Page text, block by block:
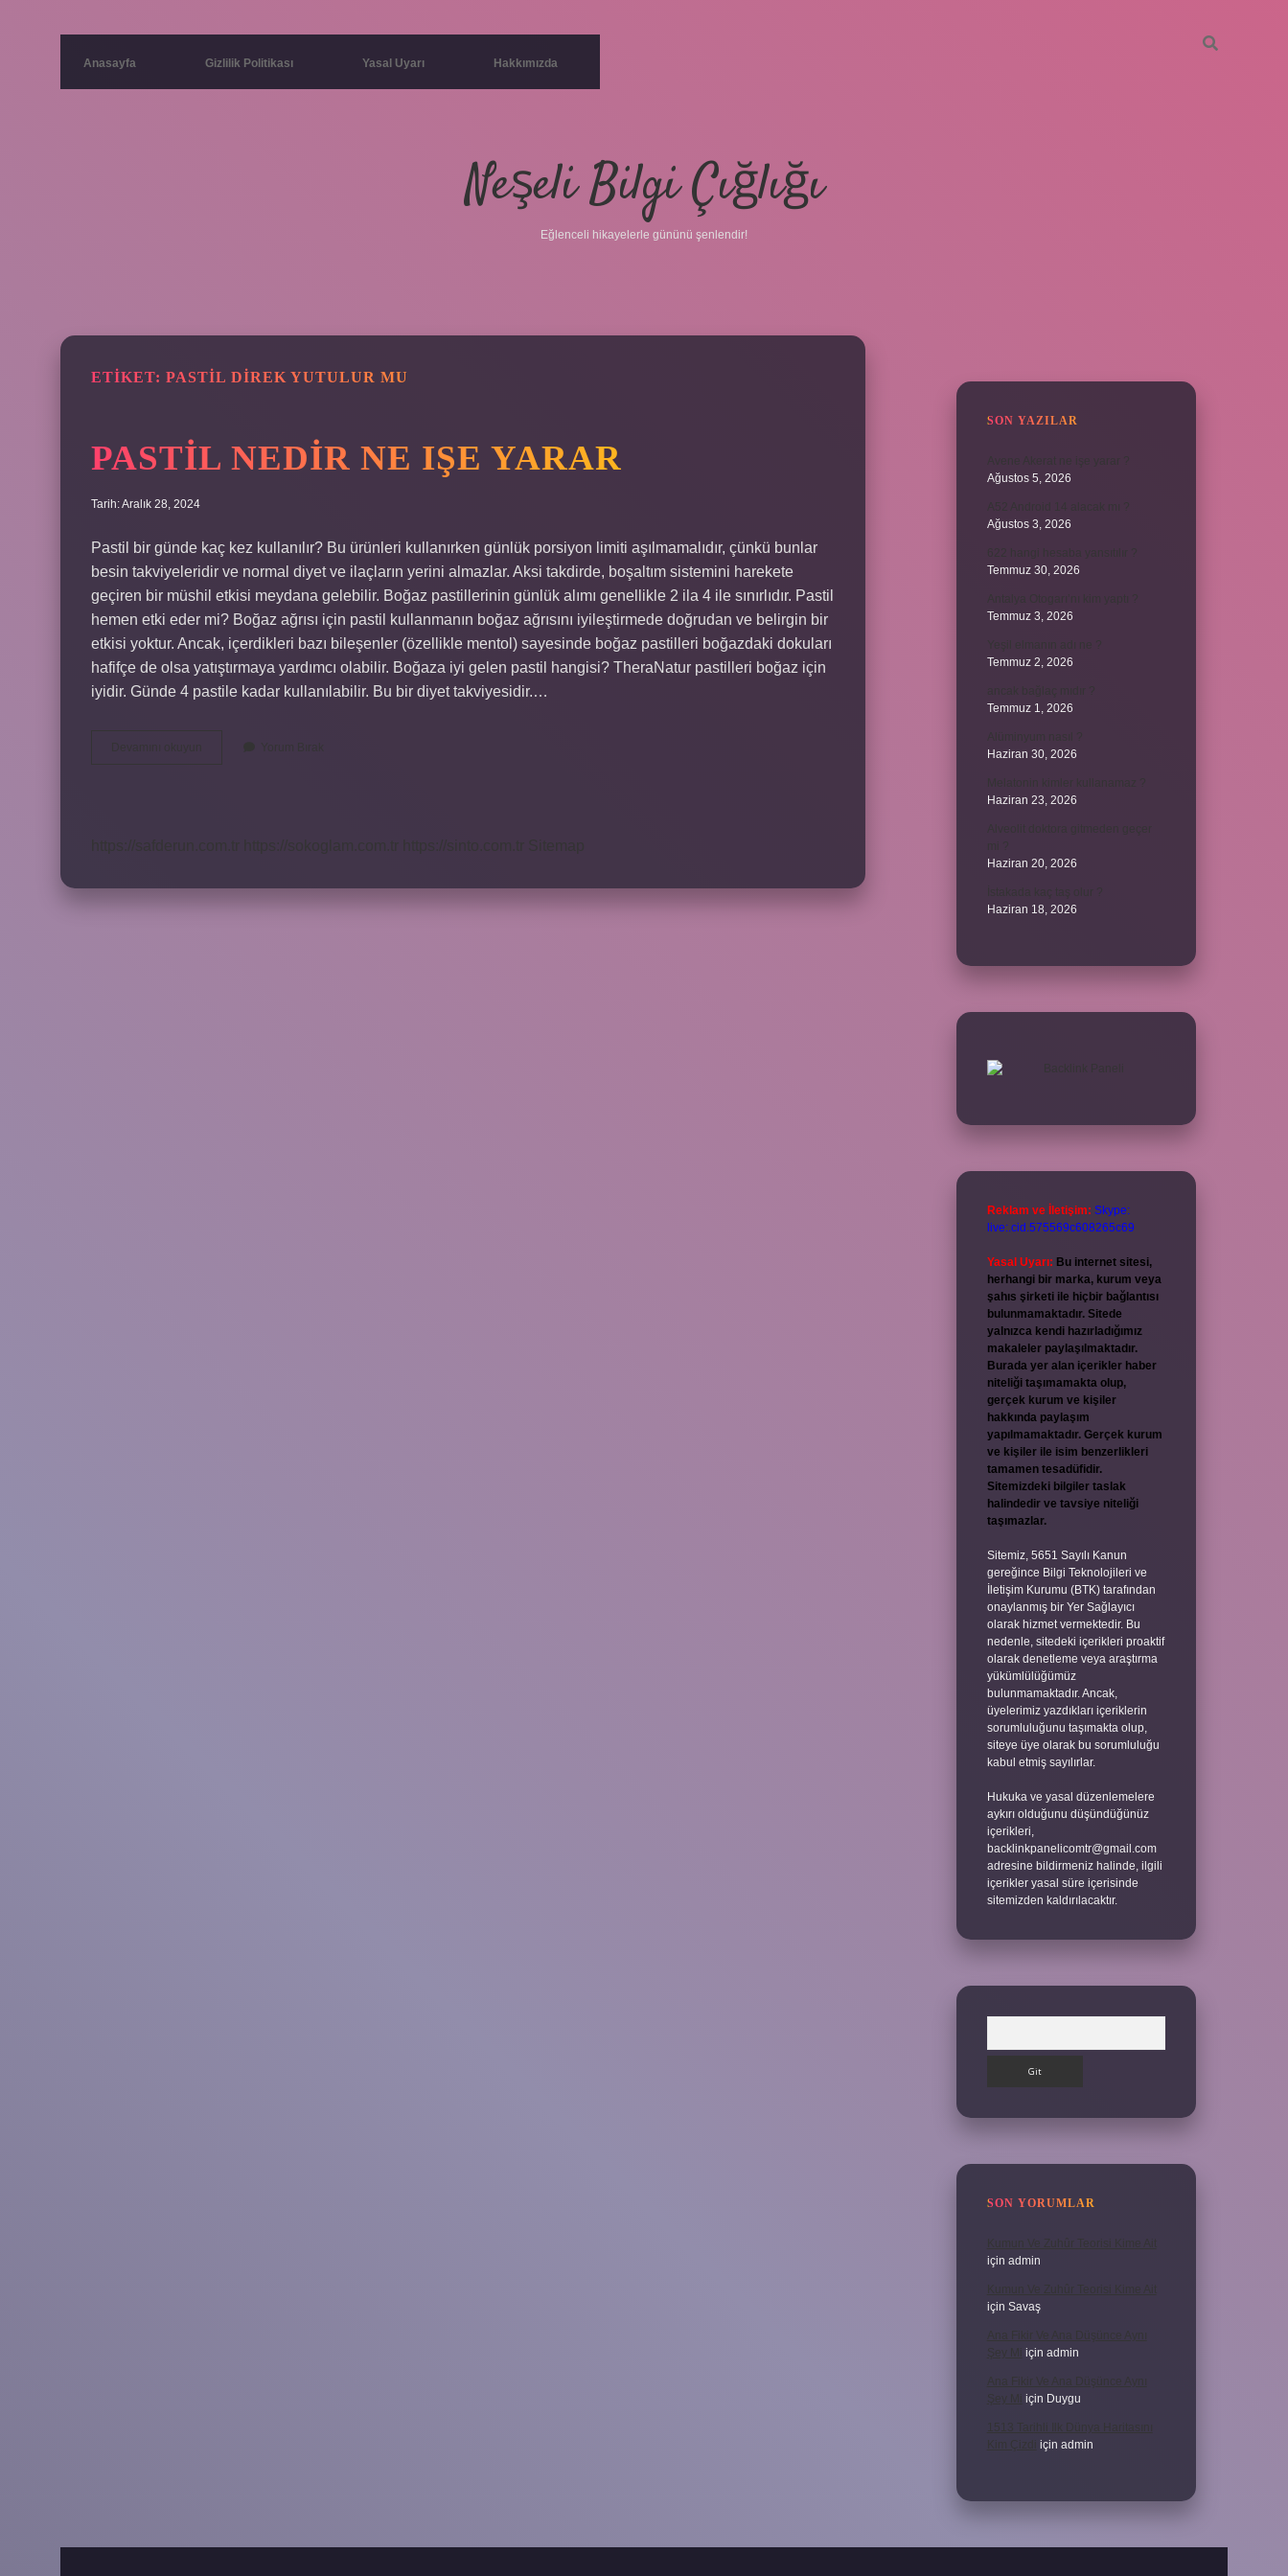
Anasayfa Gizlilik Politikası Yasal Uyarı Hakkımızda
Neşeli Bilgi Çığlığı
Eğlenceli hikayelerle gününü şenlendir!
ETIKET: PASTIL DIREK YUTULUR MU
PASTIL NEDIR NE IŞE YARAR
Tarih: Aralık 28, 2024
Pastil bir günde kaç kez kullanılır? Bu ürünleri kullanırken günlük porsiyon limiti aşılmamalıdır, çünkü bunlar
besin takviyeleridir ve normal diyet ve ilaçların yerini almazlar. Aksi takdirde, boşaltım sistemini harekete
geçiren bir müshil etkisi meydana gelebilir. Boğaz pastillerinin günlük alımı genellikle 2 ila 4 ile sınırlıdır. Pastil
hemen etki eder mi? Boğaz ağrısı için pastil kullanmanın boğaz ağrısını iyileştirmede doğrudan ve belirgin bir
etkisi yoktur. Ancak, içerdikleri bazı bileşenler (özellikle mentol) sayesinde boğaz pastilleri boğazdaki dokuları
hafifçe de olsa yatıştırmaya yardımcı olabilir. Boğaza iyi gelen pastil hangisi? TheraNatur pastilleri boğaz için
iyidir. Günde 4 pastile kadar kullanılabilir. Bu bir diyet takviyesidir.…
https://safderun.com.tr
SON YAZILAR
Ağustos 5, 2026
Ağustos 3, 2026
Temmuz 30, 2026
Temmuz 3, 2026
Temmuz 2, 2026
Temmuz 1, 2026
Haziran 30, 2026
Haziran 23, 2026
Haziran 20, 2026
Haziran 18, 2026
Reklam ve İletişim: Skype:
live:.cid.575569c608265c69
Yasal Uyarı: Bu internet sitesi,
herhangi bir marka, kurum veya
şahıs şirketi ile hiçbir bağlantısı
bulunmamaktadır. Sitede
yalnızca kendi hazırladığımız
makaleler paylaşılmaktadır.
Burada yer alan içerikler haber
niteliği taşımamakta olup,
gerçek kurum ve kişiler
hakkında paylaşım
yapılmamaktadır. Gerçek kurum
ve kişiler ile isim benzerlikleri
tamamen tesadüfidir.
Sitemizdeki bilgiler taslak
halindedir ve tavsiye niteliği
taşımazlar.
Sitemiz, 5651 Sayılı Kanun
gereğince Bilgi Teknolojileri ve
İletişim Kurumu (BTK) tarafından
onaylanmış bir Yer Sağlayıcı
olarak hizmet vermektedir. Bu
nedenle, sitedeki içerikleri proaktif
olarak denetleme veya araştırma
yükümlülüğümüz
bulunmamaktadır. Ancak,
üyelerimiz yazdıkları içeriklerin
sorumluluğunu taşımakta olup,
siteye üye olarak bu sorumluluğu
kabul etmiş sayılırlar.
Hukuka ve yasal düzenlemelere
aykırı olduğunu düşündüğünüz
içerikleri,
backlinkpanelicomtr@gmail.com
adresine bildirmeniz halinde, ilgili
içerikler yasal süre içerisinde
sitemizden kaldırılacaktır.
SON YORUMLAR
Kumun Ve Zuhûr Teorisi Kime Ait
için admin
Kumun Ve Zuhûr Teorisi Kime Ait
için Savaş
Ana Fikir Ve Ana Düşünce Aynı
Şey Mi
için admin
Ana Fikir Ve Ana Düşünce Aynı
Şey Mi
için Duygu
1513 Tarihli Ilk Dünya Haritasını
Kim Çizdi
için admin